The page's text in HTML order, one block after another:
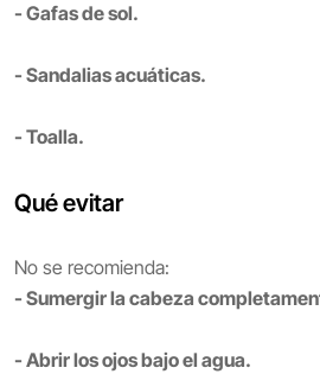
- Gafas de sol.
- Sandalias acuáticas.
- Toalla.
Qué evitar
No se recomienda:
- Sumergir la cabeza
- Abrir los ojos bajo el agua.